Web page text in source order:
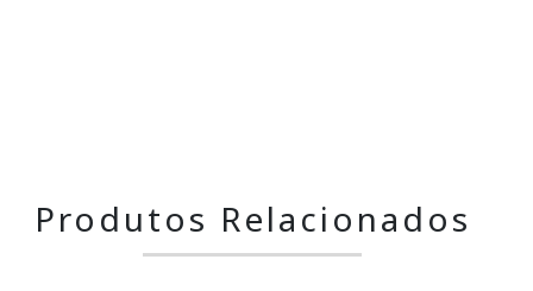
Produtos Relacionados